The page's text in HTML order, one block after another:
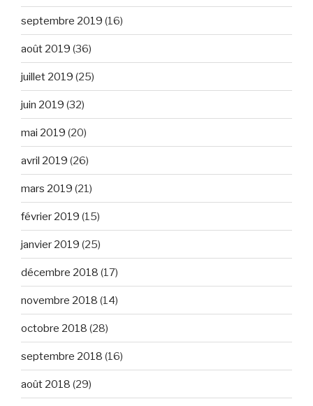
septembre 2019 (16)
août 2019 (36)
juillet 2019 (25)
juin 2019 (32)
mai 2019 (20)
avril 2019 (26)
mars 2019 (21)
février 2019 (15)
janvier 2019 (25)
décembre 2018 (17)
novembre 2018 (14)
octobre 2018 (28)
septembre 2018 (16)
août 2018 (29)